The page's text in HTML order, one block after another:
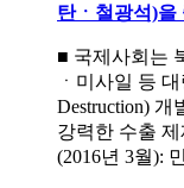
탄ㆍ철광석)을
■ 국제사회는
ㆍ미사일 등
Destruction)
강력한 수출
(2016년 3월):